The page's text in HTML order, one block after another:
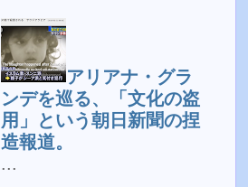
アリアナ・グラ
ンデを巡る、「文化の盗
用」という朝日新聞の捏
造報道。
...